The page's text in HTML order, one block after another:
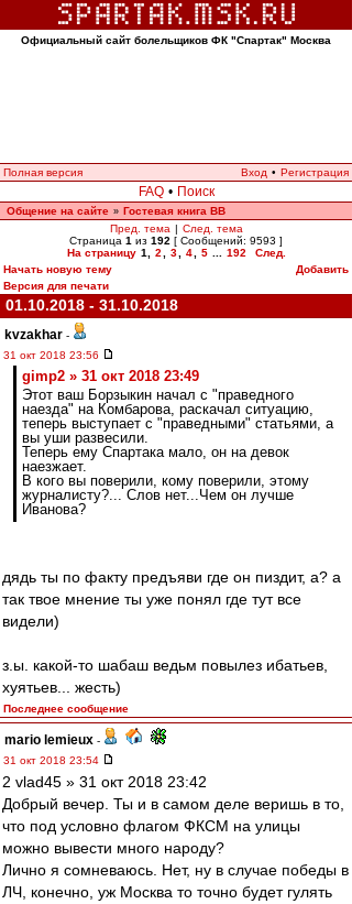
Официальный сайт болельщиков ФК "Спартак" Москва
Полная версия Вход • Регистрация
FAQ • Поиск
Общение на сайте » Гостевая книга ВВ
Пред. тема | След. тема
Страница 1 из 192 [ Сообщений: 9593 ]
На страницу 1 2 3 4 5 192
След.
Начать новую тему
Добавить
Версия для печати
01.10.2018 - 31.10.2018
kvzakhar -
31 окт 2018 23:56
gimp2 » 31 окт 2018 23:49
Этот ваш Борзыкин начал с "праведного
наезда" на Комбарова, раскачал ситуацию,
теперь выступает с "праведными" статьями, а
вы уши развесили.
Теперь ему Спартака мало, он на девок
наезжает.
В кого вы поверили, кому поверили, этому
журналисту?... Слов нет...Чем он лучше
Иванова?
дядь ты по факту предъяви где он пиздит, а? а
так твое мнение ты уже понял где тут все
видели)
з.ы. какой-то шабаш ведьм повылез ибатьев,
хуятьев... жесть)
Последнее сообщение
mario lemieux -
31 окт 2018 23:54
2 vlad45 » 31 окт 2018 23:42
Добрый вечер. Ты и в самом деле веришь в то,
что под условно флагом ФКСМ на улицы
можно вывести много народу?
Лично я сомневаюсь. Нет, ну в случае победы в
ЛЧ, конечно, уж Москва то точно будет гулять